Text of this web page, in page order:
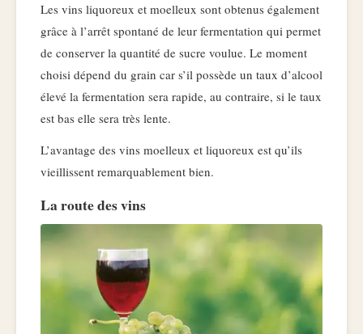
Les vins liquoreux et moelleux sont obtenus également
grâce à l’arrêt spontané de leur fermentation qui permet
de conserver la quantité de sucre voulue. Le moment
choisi dépend du grain car s’il possède un taux d’alcool
élevé la fermentation sera rapide, au contraire, si le taux
est bas elle sera très lente.
L’avantage des vins moelleux et liquoreux est qu’ils
vieillissent remarquablement bien.
La route des vins